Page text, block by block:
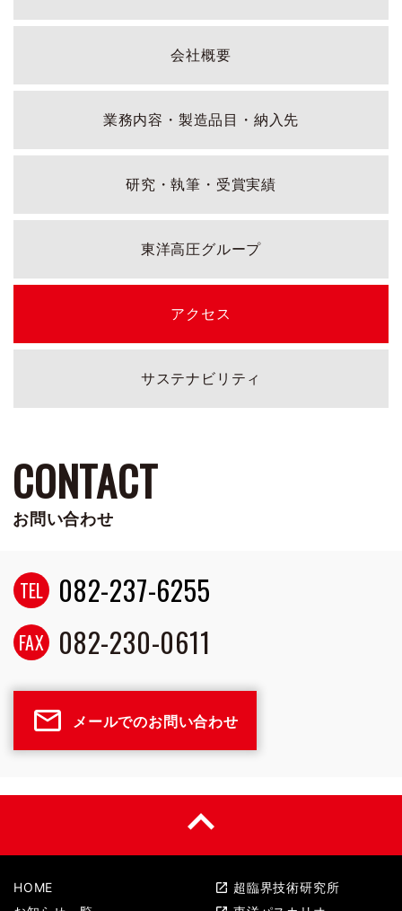
会社概要
業務内容・製造品目・納入先
研究・執筆・受賞実績
東洋高圧グループ
アクセス
サステナビリティ
CONTACT
お問い合わせ
TEL 082-237-6255
FAX 082-230-0611
mail_outline メールでのお問い合わせ
keyboard_arrow_up
HOME
open_in_new 超臨界技術研究所